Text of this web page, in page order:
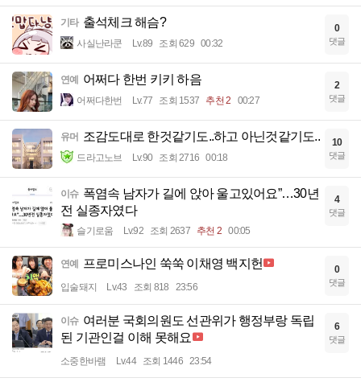
기타 출석체크 해슴?
사실난라쿤 Lv.89 조회 629 00:32
0
댓글
연예 어쩌다 한번 키키 하음
어쩌다한번 Lv.77 조회 1537 추천 2 00:27
2
댓글
유머 조감도대로 한것같기도..하고 아닌것같기도..
드라고노브 Lv.90 조회 2716 00:18
10
댓글
이슈 폭염속 남자가 길에 앉아 울고있어요”…30년
전 실종자였다
슬기로움 Lv.92 조회 2637 추천 2 00:05
4
댓글
연예 프로미스나인 쑥쑥 이채영 백지헌
입술돼지 Lv.43 조회 818 23:56
0
댓글
이슈 여러분 국회의원도 선관위가 행정부랑 독립
된 기관인걸 이해 못해요
소중한바램 Lv.44 조회 1446 23:54
6
댓글